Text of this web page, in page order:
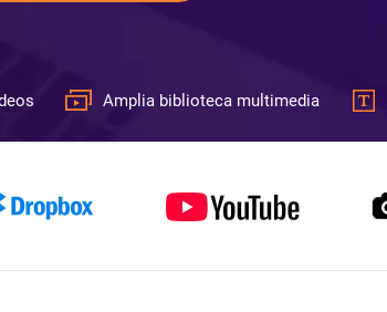
Amplia biblioteca multimedia